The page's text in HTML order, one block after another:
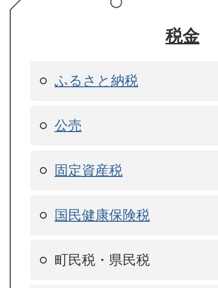
税金
ふるさと納税
公売
固定資産税
国民健康保険税
町民税・県民税